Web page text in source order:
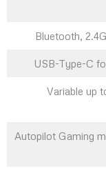
Bluetooth,
USB-Type-C
Variable up
Autopilot Gaming